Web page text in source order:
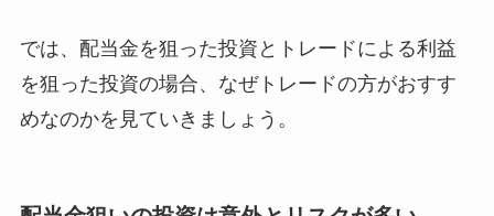
では、配当金を狙った投資とトレードによる利益
を狙った投資の場合、なぜトレードの方がおすす
めなのかを見ていきましょう。